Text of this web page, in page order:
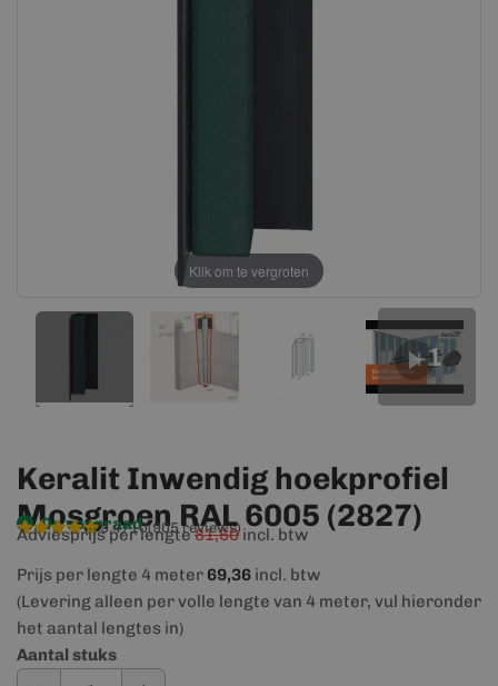
Klik om te vergroten
+1
Keralit Inwendig hoekprofiel
Mosgroen RAL 6005 (2827)
Op voorraad
9,4/10(905 reviews)
Adviesprijs per lengte81,60incl. btw
Prijs per lengte 4 meter 69,36 incl. btw
(Levering alleen per volle lengte van 4 meter, vul hieronder
het aantal lengtes in)
Aantal stuks